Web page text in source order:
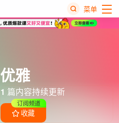
菜单
优雅
1 篇内容持续更新
收藏
订阅频道